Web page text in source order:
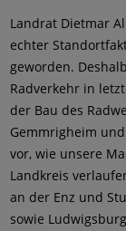
Landrat Dietmar
echter
geworden.
Radverkehr in
der Bau des
Gemmrigheim
vor, wie unsere
Landkreis
an der Enz und
sowie